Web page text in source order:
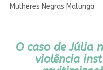
Mulheres Negras Malunga.
O caso de Júlia
violência